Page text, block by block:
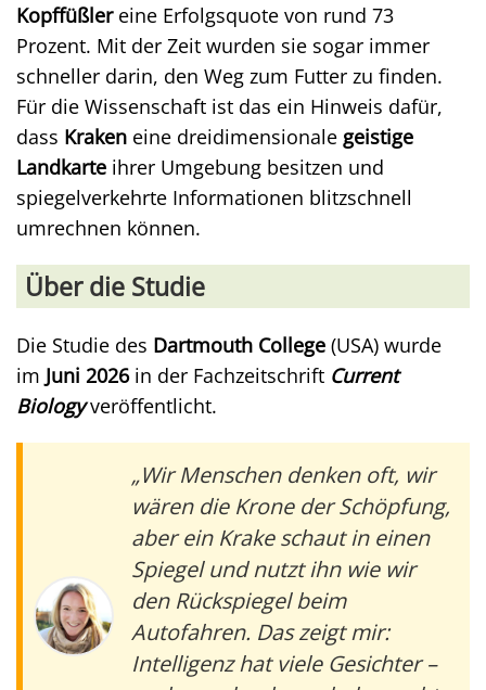
Kopffüßlereine Erfolgsquote von rund 73
Prozent. Mit der Zeit wurden sie sogar immer
schneller darin, den Weg zum Futter zu finden.
Für die Wissenschaft ist das ein Hinweis dafür,
dass Kraken eine dreidimensionale geistige
Landkarte ihrer Umgebung besitzen und
spiegelverkehrte Informationen blitzschnell
umrechnen können.
Über die Studie
Die Studie des Dartmouth College (USA) wurde
im Juni 2026in der Fachzeitschrift Current
Biologyveröffentlicht.
„Wir Menschen denken oft, wir
wären die Krone der Schöpfung,
aber ein Krake schaut in einen
Spiegel und nutzt ihn wie wir
den Rückspiegel beim
Autofahren. Das zeigt mir:
Intelligenz hat viele Gesichter –